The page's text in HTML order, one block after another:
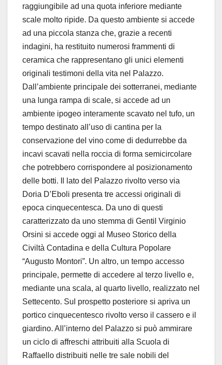
raggiungibile ad una quota inferiore mediante
scale molto ripide. Da questo ambiente si accede
ad una piccola stanza che, grazie a recenti
indagini, ha restituito numerosi frammenti di
ceramica che rappresentano gli unici elementi
originali testimoni della vita nel Palazzo.
Dall’ambiente principale dei sotterranei, mediante
una lunga rampa di scale, si accede ad un
ambiente ipogeo interamente scavato nel tufo, un
tempo destinato all’uso di cantina per la
conservazione del vino come di dedurrebbe da
incavi scavati nella roccia di forma semicircolare
che potrebbero corrispondere al posizionamento
delle botti. Il lato del Palazzo rivolto verso via
Doria D’Eboli presenta tre accessi originali di
epoca cinquecentesca. Da uno di questi
caratterizzato da uno stemma di Gentil Virginio
Orsini si accede oggi al Museo Storico della
Civiltà Contadina e della Cultura Popolare
“Augusto Montori”. Un altro, un tempo accesso
principale, permette di accedere al terzo livello e,
mediante una scala, al quarto livello, realizzato nel
Settecento. Sul prospetto posteriore si apriva un
portico cinquecentesco rivolto verso il cassero e il
giardino. All’interno del Palazzo si può ammirare
un ciclo di affreschi attribuiti alla Scuola di
Raffaello distribuiti nelle tre sale nobili del